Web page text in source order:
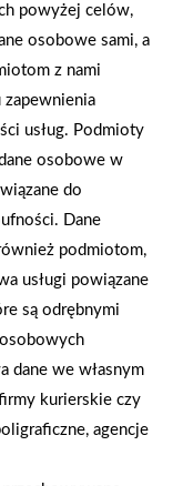
2026-01-12
S.A. dołącza do
PSB. Sieć kończy
strategicznym
otwarciem po
rebrandingu
powyżej celów,
osobowe sami, a
z nami
zapewnienia
usług. Podmioty
osobowe w
do
Dane
podmiotom,
usługi powiązane
są odrębnymi
dane we własnym
kurierskie czy
agencje